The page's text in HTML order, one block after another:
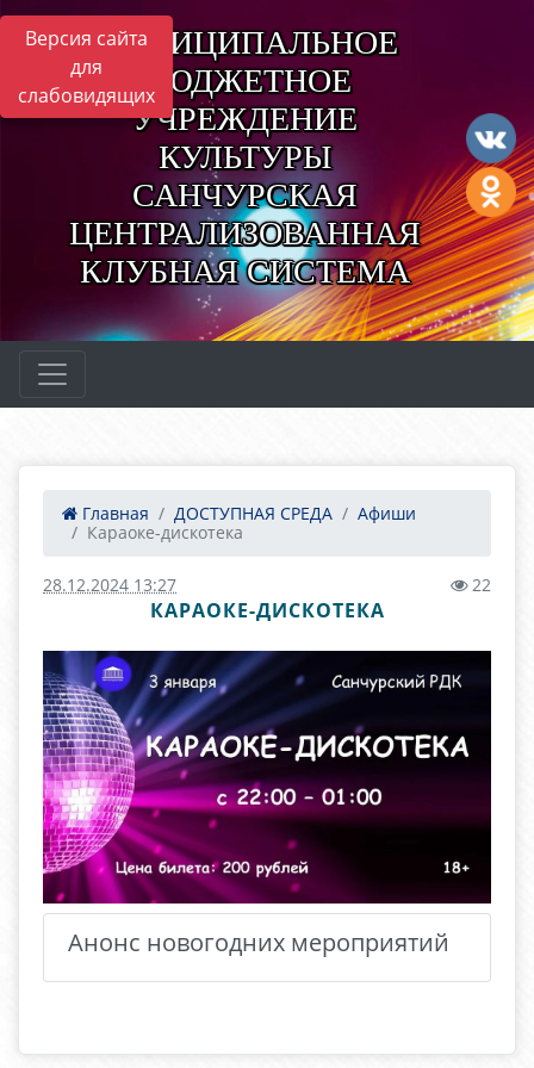
Версия сайта
для
слабовидящих
МУНИЦИПАЛЬНОЕ
БЮДЖЕТНОЕ
УЧРЕЖДЕНИЕ
КУЛЬТУРЫ
САНЧУРСКАЯ
ЦЕНТРАЛИЗОВАННАЯ
КЛУБНАЯ СИСТЕМА
Главная ДОСТУПНАЯ СРЕДА
Афиши
Караоке-дискотека
28.12.2024 13:27 22
КАРАОКЕ-ДИСКОТЕКА
Анонс новогодних мероприятий